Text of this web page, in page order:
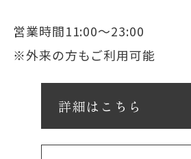
営業時間11:00～23:00
※外来の方もご利用可能
詳細はこちら